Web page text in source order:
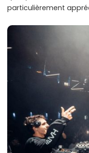
particulièrement